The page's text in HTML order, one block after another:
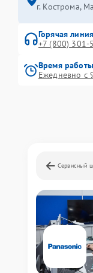
г. Кострома,
Горячая линия
+7 (800) 301-
Время работы
Ежедневно с
Сервисный